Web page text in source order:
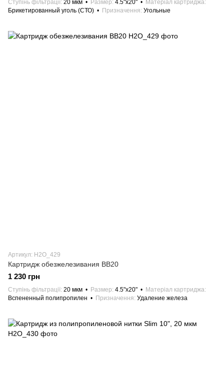
Ступінь фільтрації 20 мкм Размер 4.5"х20"
Матеріал картриджа
Брикетированный уголь (СТО)
Призначення Угольные
Артикул: H2О_429
Картридж обезжелезивания ВВ20
1 230 грн
Ступінь фільтрації 20 мкм Размер 4.5"х20"
Матеріал картриджа
Вспененный полипропилен
Призначення Удаление железа